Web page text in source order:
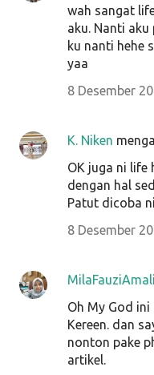
wah sangat
aku. Nanti aku
ku nanti hehe
yaa
8 Desember
K. Niken
OK juga ni life
dengan hal
Patut dicoba
8 Desember
Oh My God
Kereen. dan
nonton pake
artikel.